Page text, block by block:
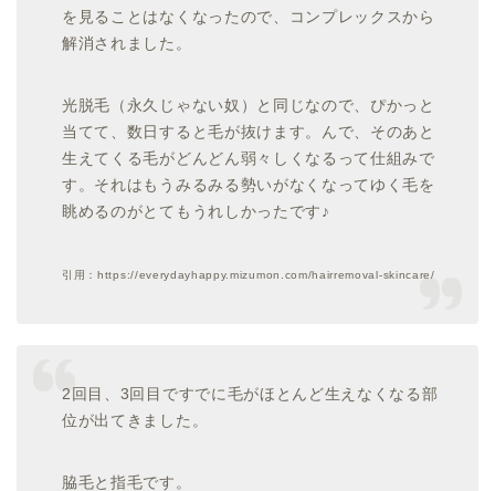
を見ることはなくなったので、コンプレックスから
解消されました。
光脱毛（永久じゃない奴）と同じなので、ぴかっと
当てて、数日すると毛が抜けます。んで、そのあと
生えてくる毛がどんどん弱々しくなるって仕組みで
す。それはもうみるみる勢いがなくなってゆく毛を
眺めるのがとてもうれしかったです♪
引用：https://everydayhappy.mizumon.com/hairremoval-skincare/
2回目、3回目ですでに毛がほとんど生えなくなる部
位が出てきました。
脇毛と指毛です。